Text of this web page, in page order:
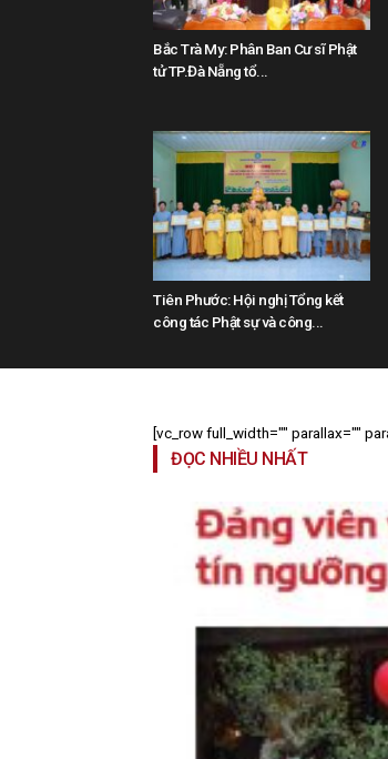
Bắc Trà My: Phân Ban Cư sĩ Phật
tử TP.Đà Nẵng tổ...
Tiên Phước: Hội nghị Tổng kết
công tác Phật sự và công...
[vc_row full_width="" parallax=""
ĐỌC NHIỀU NHẤT